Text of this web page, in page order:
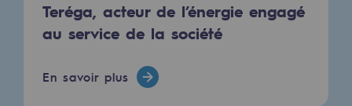
Appel à Manifestation d'Intérêt H2 et
Cartographie du réseau
Stratégie & Innovation
Teréga, acteur de l’énergie engagé
au service de la société
En savoir plus